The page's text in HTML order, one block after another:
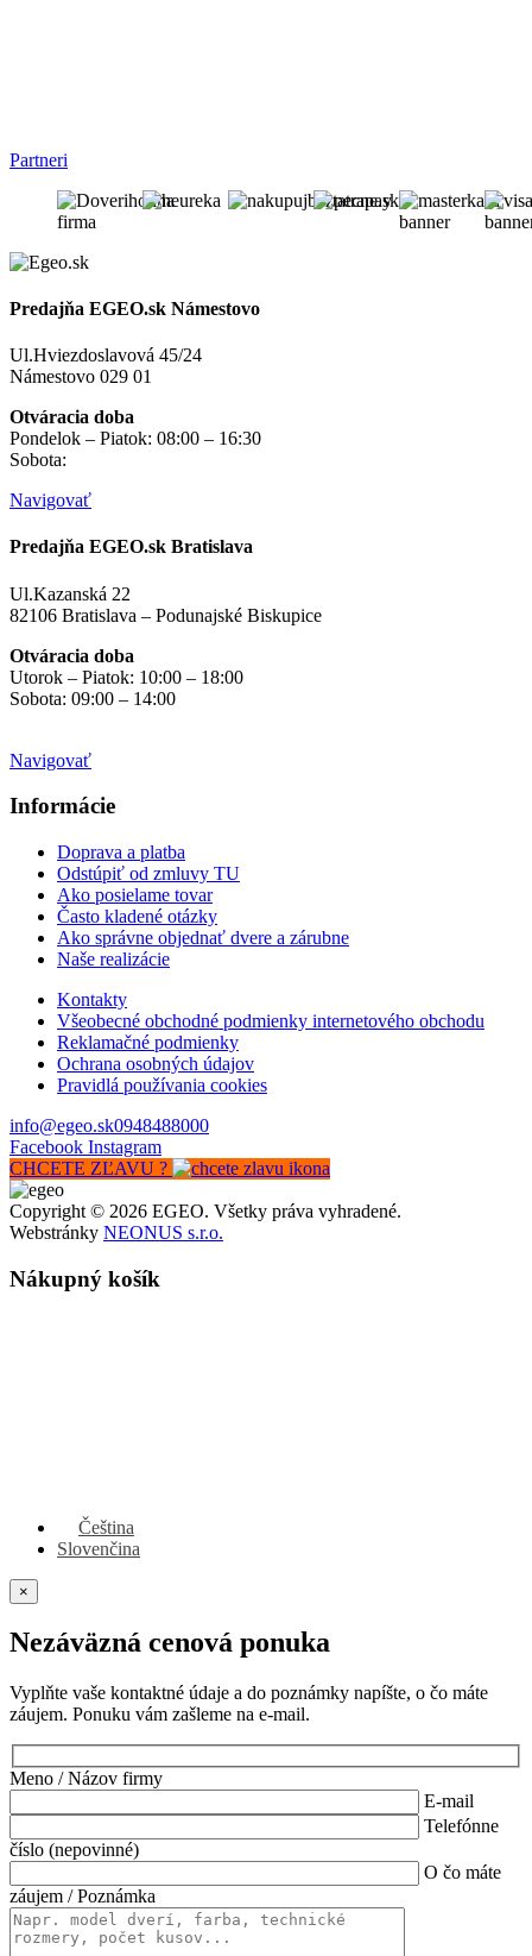
Partneri
Predajňa EGEO.sk Námestovo
Ul.Hviezdoslavová 45/24
Námestovo 029 01
Otváracia doba
Pondelok – Piatok: 08:00 – 16:30
Sobota:
Navigovať
Predajňa EGEO.sk Bratislava
Ul.Kazanská 22
82106 Bratislava – Podunajské Biskupice
Otváracia doba
Utorok – Piatok: 10:00 – 18:00
Sobota: 09:00 – 14:00
Navigovať
Informácie
Doprava a platba
Odstúpiť od zmluvy TU
Ako posielame tovar
Často kladené otázky
Ako správne objednať dvere a zárubne
Naše realizácie
Kontakty
Všeobecné obchodné podmienky internetového obchodu
Reklamačné podmienky
Ochrana osobných údajov
Pravidlá používania cookies
info@egeo.sk0948488000
Facebook Instagram
CHCETE ZĽAVU ?
Copyright © 2026 EGEO. Všetky práva vyhradené.
Webstránky NEONUS s.r.o.
Nákupný košík
Čeština
Slovenčina
×
Nezáväzná cenová ponuka
Vyplňte vaše kontaktné údaje a do poznámky napíšte, o čo máte
záujem. Ponuku vám zašleme na e-mail.
Meno / Názov firmy
E-mail
Telefónne
číslo (nepovinné)
O čo máte
záujem / Poznámka